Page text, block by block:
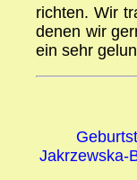
richten. Wir
denen wir
ein sehr
Jakrzewska-